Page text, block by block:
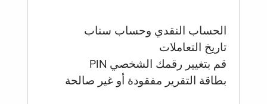
الحساب النقدي وحساب سناب
تاريخ التعاملات
قم بتغيير رقمك الشخصي PIN
بطاقة التقرير مفقودة أو غير صالحة